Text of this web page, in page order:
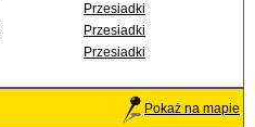
Przesiadki
Przesiadki
Przesiadki
Pokaż na mapie